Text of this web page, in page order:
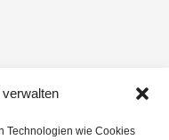
Technologien wie Cookies